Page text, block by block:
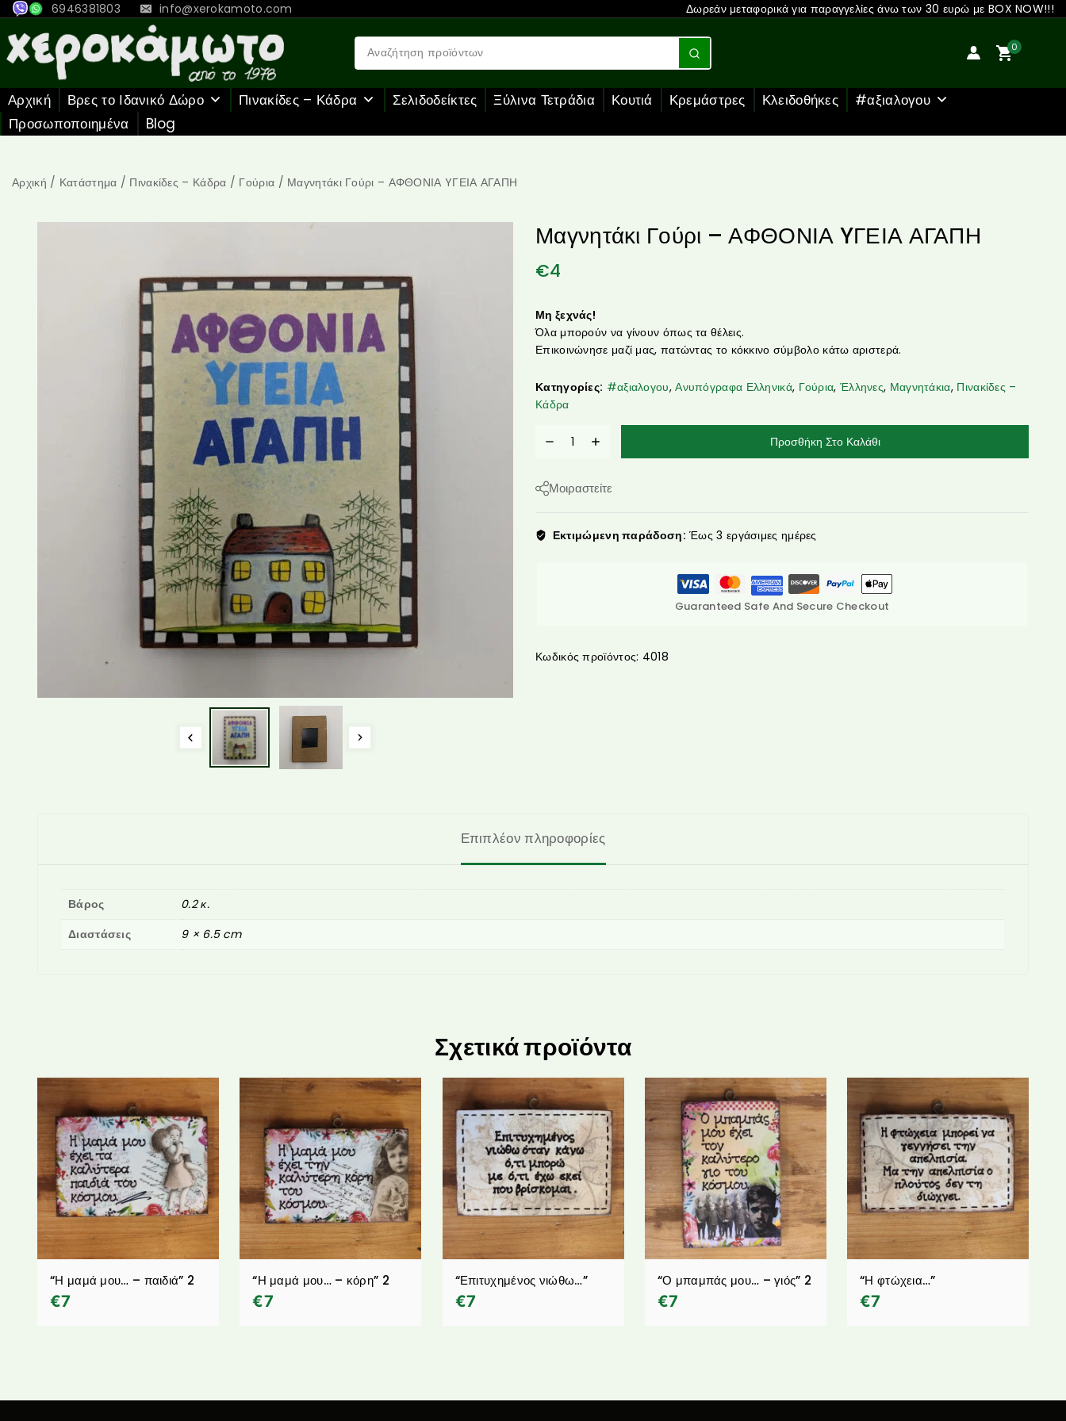
6946381803 info@xerokamoto.com Δωρεάν μεταφορικά για παραγγελίες άνω των 30 ευρώ με BOX NOW!!!
0
Αρχική Βρες το Ιδανικό Δώρο Πινακίδες – Κάδρα Σελιδοδείκτες Ξύλινα Τετράδια Κουτιά Κρεμάστρες Κλειδοθήκες
#αξιαλογου
Προσωποποιημένα
Blog
Αρχική / Κατάστημα / Πινακίδες – Κάδρα / Γούρια / Μαγνητάκι Γούρι – ΑΦΘΟΝΙΑ YΓΕΙΑ ΑΓΑΠΗ
Μαγνητάκι Γούρι – ΑΦΘΟΝΙΑ YΓΕΙΑ ΑΓΑΠΗ
€4
Μη ξεχνάς!
Όλα μπορούν να γίνουν όπως τα θέλεις.
Επικοινώνησε μαζί μας, πατώντας το κόκκινο σύμβολο κάτω αριστερά.
Κατηγορίες: #αξιαλογου,Ανυπόγραφα Ελληνικά, Γούρια, Έλληνες, Μαγνητάκια, Πινακίδες –
Κάδρα
Προσθήκη Στο Καλάθι
Μοιραστείτε
Εκτιμώμενη παράδοση: Έως 3 εργάσιμες ημέρες
Guaranteed Safe And Secure Checkout
Κωδικός προϊόντος: 4018
Επιπλέον πληροφορίες
Βάρος
0.2 κ.
Διαστάσεις
9 × 6.5 cm
Σχετικά προϊόντα
“Η μαμά μου… – παιδιά” 2
€7
“Η μαμά μου… – κόρη” 2
€7
“Επιτυχημένος νιώθω…”
€7
“Ο μπαμπάς μου… – γιός” 2
€7
“Η φτώχεια…”
€7